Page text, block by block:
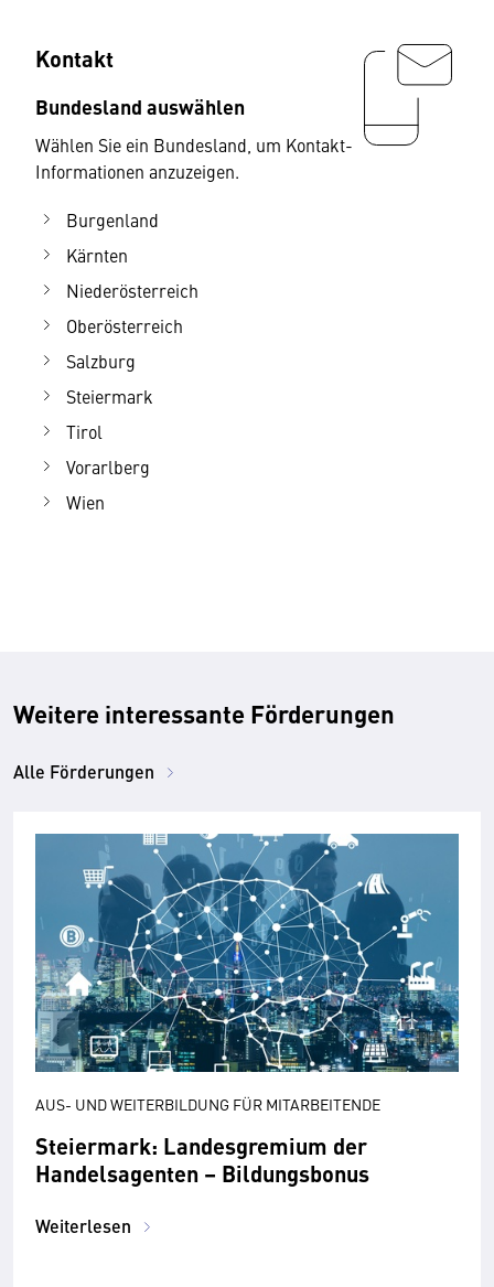
Kontakt
Bundesland auswählen
Wählen Sie ein Bundesland, um Kontakt-
Informationen anzuzeigen.
Burgenland
Kärnten
Niederösterreich
Oberösterreich
Salzburg
Steiermark
Tirol
Vorarlberg
Wien
Weitere interessante Förderungen
Alle Förderungen
AUS- UND WEITERBILDUNG FÜR MITARBEITENDE
Steiermark: Landesgremium der
Handelsagenten – Bildungsbonus
Weiterlesen